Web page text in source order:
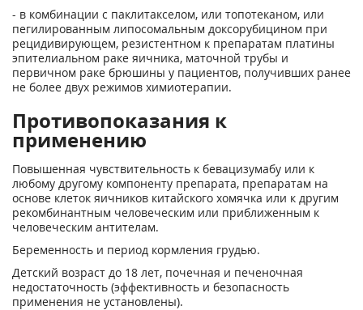
- в комбинации с паклитакселом, или топотеканом, или
пегилированным липосомальным доксорубицином при
рецидиви­рующем, резистентном к препаратам пла­тины
эпителиальном раке яичника, ма­точной трубы и
первичном раке брюши­ны у пациентов, получивших ранее
не бо­лее двух режимов химиотерапии.
Противопоказания к
применению
Повышенная чувствительность к бевацизумабу или к
любому другому компоненту препа­рата, препаратам на
основе клеток яичников китайского хомячка или к другим
рекомби­нантным человеческим или приближенным к
человеческим антителам.
Беременность и период кормления грудью.
Детский возраст до 18 лет, почечная и печеночная
недостаточность (эффективность и без­опасность
применения не установлены).